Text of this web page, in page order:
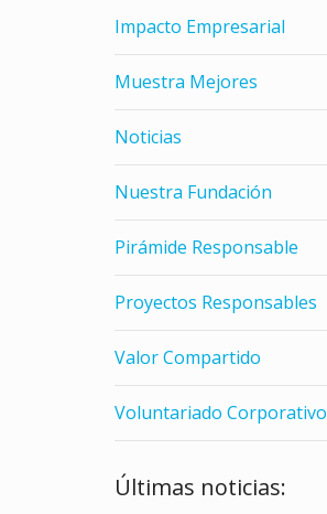
Impacto Empresarial
Muestra Mejores
Noticias
Nuestra Fundación
Pirámide Responsable
Proyectos Responsables
Valor Compartido
Voluntariado Corporativo
Últimas noticias: